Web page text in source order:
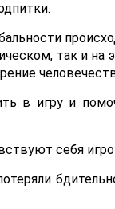
так и на
в игру и
себя